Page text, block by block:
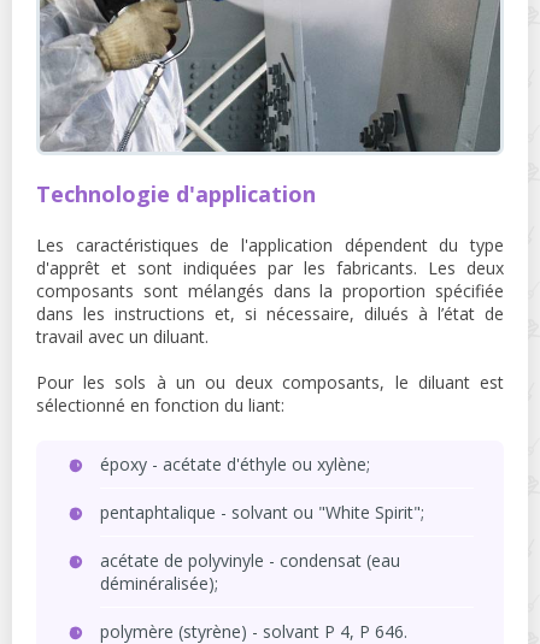
Technologie d'application
Les caractéristiques de l'application dépendent du type
d'apprêt et sont indiquées par les fabricants. Les deux
composants sont mélangés dans la proportion spécifiée
dans les instructions et, si nécessaire, dilués à l’état de
travail avec un diluant.
Pour les sols à un ou deux composants, le diluant est
sélectionné en fonction du liant:
époxy - acétate d'éthyle ou xylène;
pentaphtalique - solvant ou "White Spirit";
acétate de polyvinyle - condensat (eau
déminéralisée);
polymère (styrène) - solvant P 4, P 646.